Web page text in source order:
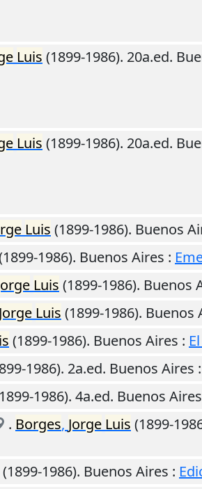
Luis (1899-1986). 20a.ed.
Luis (1899-1986). 20a.ed.
Luis (1899-1986). Buenos
1986). Buenos Aires :
Luis (1899-1986). Buenos
Jorge Luis (1899-1986). Buenos
(1899-1986). Buenos Aires :
1986). 2a.ed. Buenos Aires :
1986). 4a.ed. Buenos Aires
. Borges, Jorge Luis (1899-
(1899-1986). Buenos Aires :